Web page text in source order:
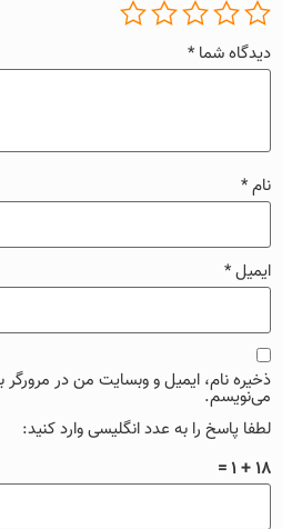
دیدگاه شما *
نام*
ایمیل*
ذخیره نام، ایمیل و وبسایت من در مرورگر
می‌نویسم.
لطفا پاسخ را به عدد انگلیسی وارد کنید:
18 + 1 =